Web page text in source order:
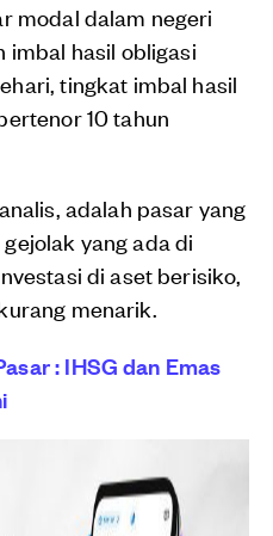
modal dalam negeri
imbal hasil obligasi
tingkat imbal hasil
10 tahun
adalah pasar yang
yang ada di
di aset berisiko,
menarik.
: IHSG dan Emas